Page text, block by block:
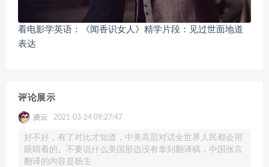
看电影学英语：《闻香识女人》精学片段：见过世面地道
表达
评论展示
凌云 2021-03-24 09:27:47
好不好，有了对比才知道，中美高层对话全世界人民都会用
眼睛看的。不要说什么美国那边没有拿到翻译稿，中国张京
翻译的内容是杨主